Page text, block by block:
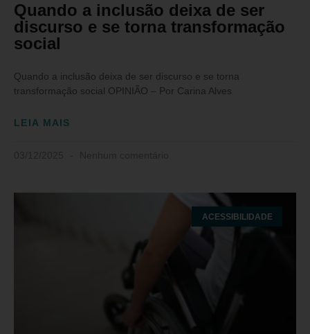
Quando a inclusão deixa de ser
discurso e se torna transformação
social
Quando a inclusão deixa de ser discurso e se torna
transformação social OPINIÃO – Por Carina Alves
LEIA MAIS
ACESSIBILIDADE